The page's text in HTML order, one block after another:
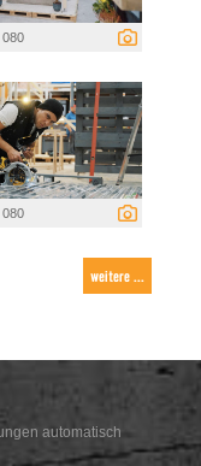
080
080
weitere ...
automatisch